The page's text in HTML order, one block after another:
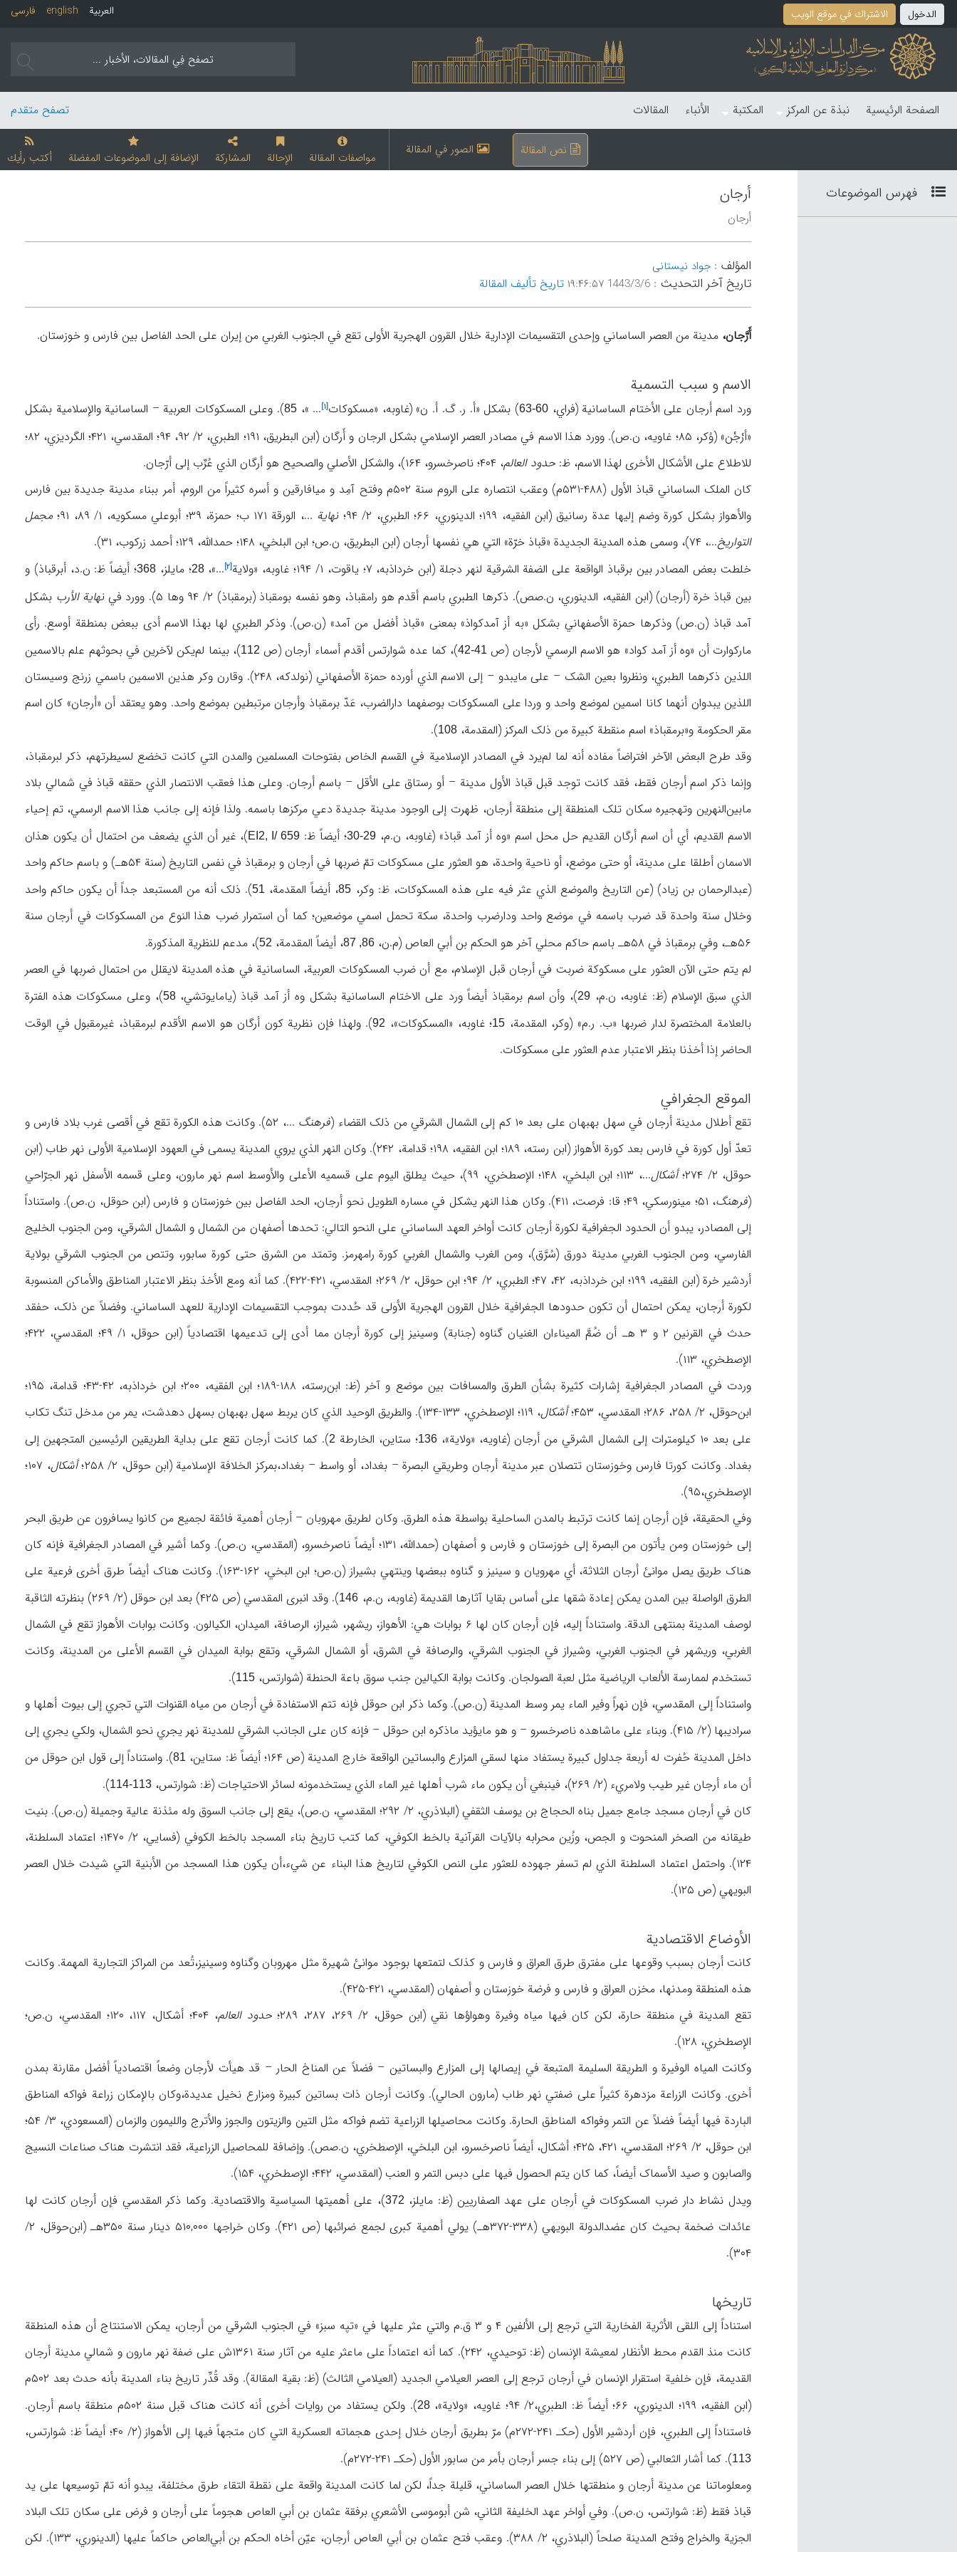
الدخول الاشتراك في موقع الویب فارسی english العربیة
الصفحة الرئیسیة نبذة عن المرکز المکتبة الأنباء المقالات تصفح متقدم
نص المقالة الصور في المقالة مواصفات المقالة الإحالة المشارکة الإضافة إلی الموضوعات المفضلة أکتب رأیك
فهرس الموضوعات أرجان
أرجان
المؤلف :جواد نیستانی
تاریخ آخر التحدیث :1443/3/6 ۱۹:۴۶:۵۷ تاریخ تألیف المقالة
أَرَّجان،مدینة من العصر الساساني وإحدی التقسیمات الإداریة خلال القرون الهجریة الأولی تقع في الجنوب الغربي من إیران علی الحد الفاصل بین فارس و خوزستان.
الاسم و سبب التسمیة
ورد اسم أرجان علی الأختام الساسانیة (فراي،60-63 ) بشکل «أ. ر. گ. أ. ن» (غاوبه، «مسکوکات[۱] ... »، 85). وعلی المسکوکات العربیة – الساسانیة والإسلامیة بشکل
«أرْجْن» (وُکر، ۸۵؛ غاویه، ن.ص). وورد هذا الاسم في مصادر العصر الإسلامي بشکل الرجان و أَرگان (ابن البطریق، ۱۹۱؛ الطبري، ۲/ ۹۲، ۹۴؛ المقدسي، ۴۲۱؛ الگردیزي، ۸۲؛
للاطلاع علی الأشکال الأخری لهذا الاسم، ظ:حدود العالم، ۴۰۴؛ ناصرخسرو، ۱۶۴)، والشکل الأصلي والصحیح هو أرگان الذي عُرِّب إلی أرّجان.
کان الملک الساساني قباذ الأول (۴۸۸-۵۳۱م) وعقب انتصاره علی الروم سنة ۵۰۲م وفتح آمِد و میافارقین و أسره کثیراً من الروم، أمر ببناء مدینة جدیدة بین فارس
والأهواز بشکل کورة وضم إلیها عدة رسانیق (ابن الفقیه، ۱۹۹؛ الدینوري، ۶۶؛ الطبري، ۲/ ۹۴؛
نهایة ...، الورقة ۱۷۱ ب؛ حمزة، ۳۹؛ أبوعلي مسکویه، ۱/ ۸۹، ۹۱؛
مجمل
التواریخ...، ۷۴)، وسمی هذه المدینة الجدیدة «قباذ خرّة» التي هي نفسها أرجان (ابن البطریق، ن.ص؛ ابن البلخي، ۱۴۸؛ حمدالله، ۱۲۹؛ أحمد زرکوب، ۳۱).
خلطت بعض المصادر بین برقباذ الواقعة علی الضفة الشرقیة لنهر دجلة (ابن خرداذبه، ۷؛ یاقوت، ۱/ ۱۹۴؛ غاوبه، «
ولایة[۲] ...»،28؛ مایلز، 368؛ أیضاً ظ: ن.د، أبرقباذ) و
بین قباذ خرة (أرجان) (ابن الفقیه، الدینوري، ن.صص). ذکرها الطبري باسم أقدم هو رامقباذ، وهو نفسه بومقباذ (برمقباذ) ۲/ ۹۴ وها ۵). وورد في
نهایة الأرب بشکل
آمد قباذ (ن.ص) وذکرها حمزة الأصفهاني بشکل «به أز آمدکواذ» بمعنی «قباذ أفضل من آمد» (ن.ص). وذکر الطبري لها بهذا الاسم أدی ببعض بمنطقة أوسع. رأی
مارکوارت أن «وه أز آمد کواد» هو الاسم الرسمي لأرجان (ص 41-42 )، کما عده شوارتس أقدم أسماء أرجان (ص 112)، بینما لم‌یکن لآخرین في بحوثهم علم بالاسمین
اللذین ذکرهما الطبري، ونظروا بعین الشک – علی مایبدو – إلی الاسم الذي أورده حمزة الأصفهاني (نولدکه، ۲۴۸). وقارن وکر هذین الاسمین باسمي زرنج وسیستان
اللذین یبدوان أنهما کانا اسمین لموضع واحد و وردا علی المسکوکات بوصفهما دارالضرب، عَدّ برمقباذ وأرجان مرتبطین بموضع واحد. وهو یعتقد أن «أرجان» کان اسم
مقر الحکومة و«برمقباذ» اسم منقطة کبیرة من ذلک المرکز (المقدمة،108
).
وقد طرح البعض الآخر افتراضاً مفاده أنه لما لم‌یرد في المصادر الإسلامیة في القسم الخاص بفتوحات المسلمین والمدن التي کانت تخضع لسیطرتهم، ذکر لبرمقباذ،
وإنما ذکر اسم أرجان فقط، فقد کانت توجد قبل قباذ الأول مدینة – أو رستاق علی الأقل – باسم أرجان. وعلی هذا فعقب الانتصار الذي حققه قباذ في شمالي بلاد
مابین‌النهرین وتهجیره سکان تلک المنطقة إلی منطقة أرجان، ظهرت إلی الوجود مدینة جدیدة دعي مرکزها باسمه. ولذا فإنه إلی جانب هذا الاسم الرسمي، تم إحیاء
الاسم القدیم، أي أن اسم أرگان القدیم حل محل اسم «وه أز آمد قباذ» (غاوبه، ن.م، 29-30 ؛ أیضاً ظ: EI2, I/ 659)، غیر أن الذي یضعف من احتمال أن یکون هذان
الاسمان أطلقا علی مدینة، أو حتی موضع، أو ناحیة واحدة، هو العثور علی مسکوکات تمّ ضربها في أرجان و برمقباذ في نفس التاریخ (سنة ۵۴هـ) و باسم حاکم واحد
(عبدالرحمان بن زیاد) (عن التاریخ والموضع الذي عثر فیه علی هذه المسکوکات، ظ: وکر، 85، أیضاً المقدمة، 51). ذلک أنه من المستبعد جداً أن یکون حاکم واحد
وخلال سنة واحدة قد ضرب باسمه في موضع واحد ودارضرب واحدة، سکة تحمل اسمي موضعین؛ کما أن استمرار ضرب هذا النوع من المسکوکات في أرجان سنة
۵۶هـ، وفي برمقباذ في ۵۸هـ باسم حاکم محلي آخر هو الحکم بن أبي العاص (م.ن،
86, 87 ، أیضاً المقدمة، 52)، مدعم للنظریة المذکورة.
لم یتم حتی الآن العثور علی مسکوکة ضربت في أرجان قبل الإسلام، مع أن ضرب المسکوکات العربیة، الساسانیة في هذه المدینة لایقلل من احتمال ضربها في العصر
الذي سبق الإسلام (ظ: غاوبه، ن.م،29)، وأن اسم برمقباذ أیضاً ورد علی الاختام الساسانیة بشکل وه أز آمد قباذ (یامایوتشي،58)، وعلی مسکوکات هذه الفترة
بالعلامة المختصرة لدار ضربها «ب. ر.م» (وکر، المقدمة، 15؛ غاوبه، «المسکوکات»، 92). ولهذا فإن نظریة کون أرگان هو الاسم الأقدم لبرمقباذ، غیرمقبول في الوقت
الحاضر إذا أخذنا بنظر الاعتبار عدم العثور علی مسکوکات.
الموقع الجغرافي
تقع أطلال مدینة أرجان في سهل بهبهان علی بعد ۱۰ کم إلی الشمال الشرقي من ذلک القضاء ( فرهنگ
...، ۵۲). وکانت هذه الکورة تقع في أقصی غرب بلاد فارس و
تعدّ أول کورة في فارس بعد کورة الأهواز (ابن رسته، ۱۸۹؛ ابن الفقیه، ۱۹۸؛ قدامة، ۲۴۲). وکان النهر الذي یروي المدینة یسمی في العهود الإسلامیة الأولی نهر طاب (ابن
حوقل، ۲/ ۲۷۴؛
أشکال
...، ۱۱۳؛ ابن البلخي، ۱۴۸؛ الإصطخري، ۹۹)، حیث یطلق الیوم علی قسمیه الأعلی والأوسط اسم نهر مارون، وعلی قسمه الأسفل نهر الجرّاحي
(فرهنگ
، ۵۱؛ مینورسکي، ۴۹؛ قا: فرصت، ۴۱۱). وکان هذا النهر یشکل في مساره الطویل نحو أرجان، الحد الفاصل بین خوزستان و فارس (ابن حوقل، ن.ص). واستناداً
إلی المصادر، یبدو أن الحدود الجغرافیة لکورة أرجان کانت أواخر العهد الساساني علی النحو التالي: تحدها أصفهان من الشمال و الشمال الشرقي، ومن الجنوب الخلیج
الفارسي، ومن الجنوب الغربي مدینة دورق (سُرَّق)، ومن الغرب والشمال الغربي کورة رامهرمز. وتمتد من الشرق حتی کورة سابور، وتتص من الجنوب الشرقي بولایة
أردشیر خرة (ابن الفقیه، ۱۹۹؛ ابن خرداذبه، ۴۲، ۴۷؛ الطبري، ۲/ ۹۴؛ ابن حوقل، ۲/ ۲۶۹؛ المقدسي، ۴۲۱-۴۲۲). کما أنه ومع الأخذ بنظر الاعتبار المناطق والأماکن المنسوبة
لکورة أرجان، یمکن احتمال أن تکون حدودها الجغرافیة خلال القرون الهجریة الأولی قد حُددت بموجب التقسیمات الإداریة للعهد الساساني. وفضلاً عن ذلک، حفقد
حدث في القرنین ۲ و ۳ هـ أن ضُمَّ المیناءان الغنیان گناوه (جنابة) وسینیز إلی کورة أرجان مما أدی إلی تدعیمها اقتصادیاً (ابن حوقل، ۱/ ۴۹؛ المقدسي، ۴۲۲؛
الإصطخري، ۱۱۳).
وردت في المصادر الجغرافیة إشارات کثیرة بشأن الطرق والمسافات بین موضع و آخر (ظ: ابن‌رسته، ۱۸۸-۱۸۹؛ ابن الفقیه، ۲۰۰؛ ابن خرداذبه، ۴۲-۴۳؛ قدامة، ۱۹۵؛
ابن‌حوقل، ۲/ ۲۵۸، ۲۸۶؛ المقدسي، ۴۵۳؛
أشکال
، ۱۱۹؛ الإصطخري، ۱۳۳-۱۳۴). والطریق الوحید الذي کان یربط سهل بهبهان بسهل دهدشت، یمر من مدخل تنگ تکاب
علی بعد ۱۰ کیلومترات إلی الشمال الشرقي من أرجان (غاویه، «ولایة»،
136؛ ستاین، الخارطة 2). کما کانت أرجان تقع علی بدایة الطریقین الرئیسین المتجهین إلی
بغداد. وکانت کورتا فارس وخوزستان تتصلان عبر مدینة أرجان وطریقي البصرة – بغداد، أو واسط – بغداد،بمرکز الخلافة الإسلامیة (ابن حوقل، ۲/ ۲۵۸؛
أشکال
، ۱۰۷؛
الإصطخري،۹۵).
وفي الحقیقة، فإن أرجان إنما کانت ترتبط بالمدن الساحلیة بواسطة هذه الطرق. وکان لطریق مهروبان – أرجان أهمیة فائقة لجمیع من کانوا یسافرون عن طریق البحر
إلی خوزستان ومن یأتون من البصرة إلی خوزستان و فارس و أصفهان (حمدالله، ۱۳۱؛ أیضاً ناصرخسرو، (المقدسي، ن.ص). وکما أشیر في المصادر الجغرافیة فإنه کان
هناک طریق یصل موانئ أرجان الثلاثة، أي مهرویان و سینیز و گناوه ببعضها وینتهي بشیراز (ن.ص؛ ابن البخي، ۱۶۲-۱۶۳). وکانت هناک أیضاً طرق أخری فرعیة علی
الطرق الواصلة بین المدن یمکن إعادة شقها علی أساس بقایا آثارها القدیمة (غاوبه، ن.م، 146
). وقد انبری المقدسي (ص ۴۲۵) بعد ابن حوقل (۲/ ۲۶۹) بنظرته الثاقبة
لوصف المدینة بمنتهی الدقة. واستناداً إلیه، فإن أرجان کان لها ۶ بوابات هي: الأهواز، ریشهر، شیراز، الرصافة، المیدان، الکیالون. وکانت بوابات الأهواز تقع في الشمال
الغربي، وریشهر في الجنوب الغربي، وشیراز في الجنوب الشرقي، والرصافة في الشرق، أو الشمال الشرقي، وتقع بوابة المیدان في القسم الأعلی من المدینة، وکانت
تستخدم لممارسة الألعاب الریاضیة مثل لعبة الصولجان. وکانت بوابة الکیالین جنب سوق باعة الحنطة (شوارتس،115
).
واستناداً إلی المقدسي، فإن نهراً وفیر الماء یمر وسط المدینة (ن.ص). وکما ذکر ابن حوقل فإنه تتم الاستفادة في أرجان من میاه القنوات التي تجري إلی بیوت أهلها و
سرادیبها (۲/ ۴۱۵). وبناء علی ماشاهده ناصرخسرو – و هو مایؤید ماذکره ابن حوقل – فإنه کان علی الجانب الشرقي للمدینة نهر یجري نحو الشمال، ولکي یجري إلی
داخل المدینة حُفرت له أربعة جداول کبیرة یستفاد منها لسقي المزارع والبساتین الواقعة خارج المدینة (ص ۱۶۴؛ أیضاً ظ: ستاین،
81). واستناداً إلی قول ابن حوقل من
أن ماء أرجان غیر طیب ولامريء (۲/ ۲۶۹)، فینبغي أن یکون ماء شرب أهلها غیر الماء الذي یستخدمونه لسائر الاحتیاجات (ظ: شوارتس،
113-114
).
کان في أرجان مسجد جامع جمیل بناه الحجاج بن یوسف الثقفي (البلاذري، ۲/ ۲۹۲؛ المقدسي، ن.ص)، یقع إلی جانب السوق وله مئذنة عالیة وجمیلة (ن.ص). بنیت
طیقانه من الصخر المنحوت و الجص، وزُین محرابه بالآیات القرآنیة بالخط الکوفي، کما کتب تاریخ بناء المسجد بالخط الکوفي (فسایي، ۲/ ۱۴۷۰؛ اعتماد السلطنة،
۱۲۴). واحتمل اعتماد السلطنة الذي لم تسفر جهوده للعثور علی النص الکوفي لتاریخ هذا البناء عن شيء،أن یکون هذا المسجد من الأبنیة التي شیدت خلال العصر
البویهي (ص ۱۲۵).
الأوضاع الاقتصادیة
کانت أرجان بسبب وقوعها علی مفترق طرق العراق و فارس و کذلک لتمتعها بوجود موانئ شهیرة مثل مهروبان وگناوه وسینیز،تُعد من المراکز التجاریة المهمة. وکانت
هذه المنطقة ومدنها، مخزن العراق و فارس و فرضة خوزستان و أصفهان (المقدسي، ۴۲۱-۴۲۵).
تقع المدینة في منطقة حارة، لکن کان فیها میاه وفیرة وهواؤها نقي (ابن حوقل، ۲/ ۲۶۹، ۲۸۷، ۲۸۹؛
حدود العالم
، ۴۰۴؛ أشکال، ۱۱۷، ۱۲۰؛ المقدسي، ن.ص؛
الإصطخري، ۱۲۸).
وکانت المیاه الوفیرة و الطریقة السلیمة المتبعة في إیصالها إلی المزارع والبساتین – فضلاً عن المناخ الحار – قد هیأت لأرجان وضعاً اقتصادیاً أفضل مقارنة بمدن
أخری. وکانت الزراعة مزدهرة کثیراً علی ضفتي نهر طاب (مارون الحالي). وکانت أرجان ذات بساتین کبیرة ومزارع نخیل عدیدة،وکان بالإمکان زراعة فواکه المناطق
الباردة فیها أیضاً فضلاً عن التمر وفواکه المناطق الحارة. وکانت محاصیلها الزراعیة تضم فواکه مثل التین والزیتون والجوز والأترج واللیمون والزمان (المسعودي، ۳/ ۵۴؛
ابن حوقل، ۲/ ۲۶۹؛ المقدسي، ۴۲۱، ۴۲۵؛ أشکال، أیضاً ناصرخسرو، ابن البلخي، الإصطخري، ن.صص). وإضافة للمحاصیل الزراعیة، فقد انتشرت هناک صناعات النسیج
والصابون و صید الأسماک أیضاً، کما کان یتم الحصول فیها علی دبس التمر و العنب (المقدسي، ۴۴۲؛ الإصطخري، ۱۵۴).
ویدل نشاط دار ضرب المسکوکات في أرجان علی عهد الصفاریین (ظ: مایلز، 372)، علی أهمیتها السیاسیة والاقتصادیة. وکما ذکر المقدسي فإن أرجان کانت لها
عائدات ضخمة بحیث کان عضدالدولة البویهي (۳۳۸-۳۷۲هـ) یولي أهمیة کبری لجمع ضرائبها (ص ۴۲۱). وکان خراجها ۵۱۰,۰۰۰ دینار سنة ۳۵۰هـ (ابن‌حوقل، ۲/
۳۰۴).
تاریخها
استناداً إلی اللقی الأثریة الفخاریة التي ترجع إلی الألفین ۴ و ۳ ق.م والتي عثر علیها في «تپه سبز» في الجنوب الشرقي من أرجان، یمکن الاستنتاج أن هذه المنطقة
کانت منذ القدم محط الأنظار لمعیشة الإنسان (ظ: توحیدي، ۲۴۲). کما أنه اعتماداً علی ماعثر علیه من آثار سنة ۱۳۶۱ش علی ضفة نهر مارون و شمالي مدینة أرجان
القدیمة، فإن خلفیة استقرار الإنسان في أرجان ترجع إلی العصر العیلامي الجدید (العیلامي الثالث) (ظ: بقیة المقالة). وقد قُدِّر تاریخ بناء المدینة بأنه حدث بعد ۵۰۲م
(ابن الفقیه، ۱۹۹؛ الدینوري، ۶۶؛ أیضاً ظ: الطبري،۲/ ۹۴؛ غاویه، «ولایة»،
28
). ولکن یستفاد من روایات أخری أنه کانت هناک قبل سنة ۵۰۲م منطقة باسم أرجان.
فاستناداً إلی الطبري، فإن أردشیر الأول (حکـ ۲۴۱-۲۷۲م) مرّ بطریق أرجان خلال إحدی هجماته العسکریة التي کان متجهاً فیها إلی الأهواز (۲/ ۴۰؛ أیضاً ظ: شوارتس،
113). کما أشار الثعالبي (ص ۵۲۷) إلی بناء جسر أرجان بأمر من سابور الأول (حکـ ۲۴۱-۲۷۲م).
ومعلوماتنا عن مدینة أرجان و منطقتها خلال العصر الساساني، قلیلة جداً، لکن لما کانت المدینة واقعة علی نقطة التقاء طرق مختلفة، یبدو أنه تمّ توسیعها علی ید
قباذ فقط (ظ: شوارتس، ن.ص). وفي أواخر عهد الخلیفة الثاني، شن أبوموسی الأشعري برفقة عثمان بن أبي العاص هجوماً علی أرجان و فرض علی سکان تلک البلاد
الجزیة والخراج وفتح المدینة صلحاً (البلاذري، ۲/ ۳۸۸). وعقب فتح عثمان بن أبي العاص أرجان، عیّن أخاه الحکم بن أبي‌العاص حاکماً علیها (الدینوري، ۱۳۳). لکن